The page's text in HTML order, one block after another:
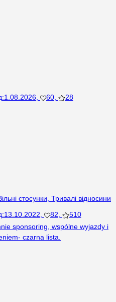
:1.08.2026 60 28
стосунки, Тривалі відносини
:13.10.2022, 82,
510
sponsoring, wspólne wyjazdy i
czarna lista.